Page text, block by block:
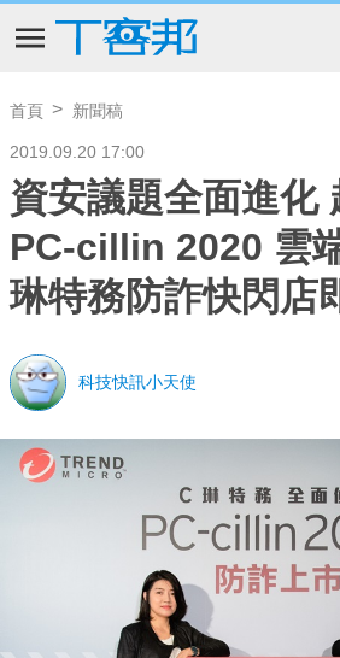
首頁 新聞稿
2019.09.20 17:00
資安議題全面進化
PC-cillin 2020 雲
琳特務防詐快閃店
科技快訊小天使